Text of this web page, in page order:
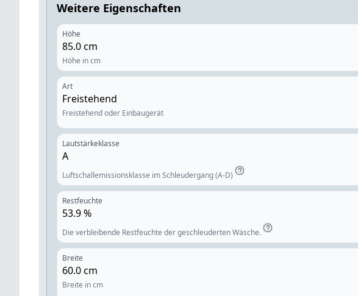
Weitere Eigenschaften
Höhe
85.0cm
Höhe in cm
Art
Freistehend
Freistehend oder Einbaugerät
Lautstärkeklasse
A
Luftschallemissionsklasse im Schleudergang (A-D)
Restfeuchte
53.9%
Die verbleibende Restfeuchte der geschleuderten Wäsche.
Breite
60.0cm
Breite in cm